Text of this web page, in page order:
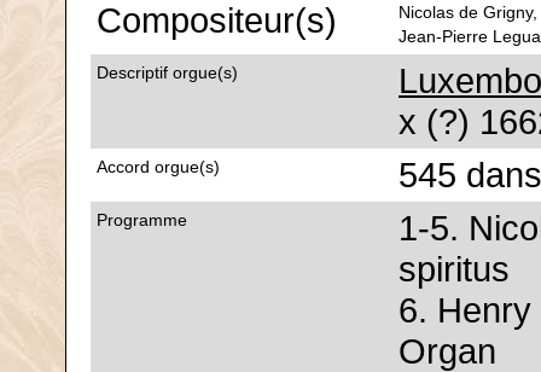
Compositeur(s)
Nicolas de
Jean-Pierre
Descriptif orgue(s)
x (?)
Accord orgue(s) 545
Programme
1-5.
spiritus
6. Henry
Organ